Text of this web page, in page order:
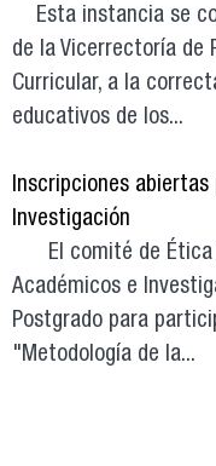
Esta instancia se
de la Vicerrectoría de
Curricular, a la
educativos de los...
Inscripciones
Investigación
El comité de Ética
Académicos e
Postgrado para
"Metodología de la...